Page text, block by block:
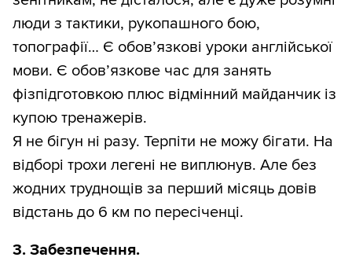
люди з тактики, рукопашного бою,
топографії… Є обов’язкові уроки англійської
мови. Є обов’язкове час для занять
фізпідготовкою плюс відмінний майданчик із
купою тренажерів.
Я не бігун ні разу. Терпіти не можу бігати. На
відборі трохи легені не виплюнув. Але без
жодних труднощів за перший місяць довів
відстань до 6 км по пересіченці.
3. Забезпечення.